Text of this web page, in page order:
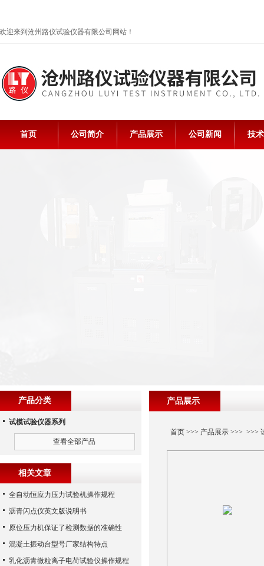
欢迎来到沧州路仪试验仪器有限公司网站！
首页 公司简介 产品展示 公司新闻 技
产品展示
首页>>> 产品展示>>> >>>
产品分类
试模试验仪器系列
查看全部产品
相关文章
全自动恒应力压力试验机操作规程
沥青闪点仪英文版说明书
原位压力机保证了检测数据的准确性
混凝土振动台型号厂家结构特点
乳化沥青微粒离子电荷试验仪操作规程